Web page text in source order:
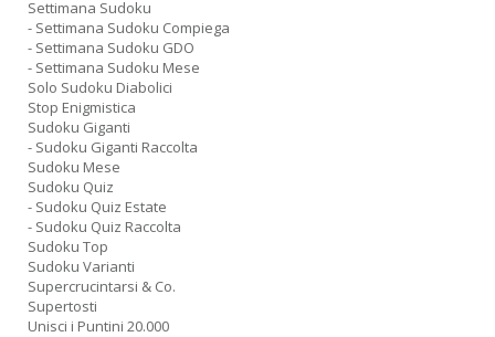
Settimana Sudoku
- Settimana Sudoku Compiega
- Settimana Sudoku GDO
- Settimana Sudoku Mese
Solo Sudoku Diabolici
Stop Enigmistica
Sudoku Giganti
- Sudoku Giganti Raccolta
Sudoku Mese
Sudoku Quiz
- Sudoku Quiz Estate
- Sudoku Quiz Raccolta
Sudoku Top
Sudoku Varianti
Supercrucintarsi & Co.
Supertosti
Unisci i Puntini 20.000